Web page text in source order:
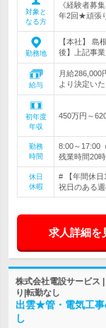
対象と
なる方
《経験者募
年2回★頑張
勤務地
【本社】 島
後】上記事
給与
月給286,000
より決定い
初年度
年収
450万円～
勤務
時間
8:00～17:00
残業時間20
休日
休暇
# 【年間休
祝日のある
求人詳細を
株式会社電設サービス
り|転勤なし
出雲★管・電気工事
し